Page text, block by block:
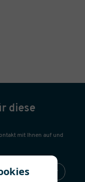
diese
mit Ihnen auf und